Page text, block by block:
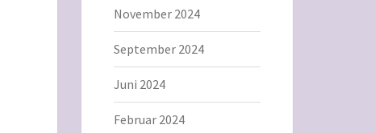
November 2024
September 2024
Juni 2024
Februar 2024